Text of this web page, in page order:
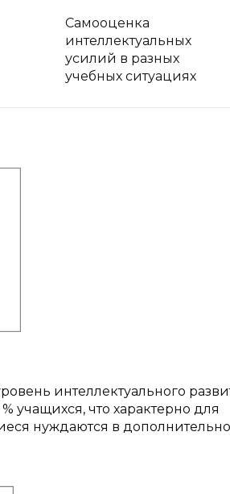
Самооценка
интеллектуальных
усилий в разных
учебных ситуациях
интеллектуального
учащихся, что характерно для
нуждаются в